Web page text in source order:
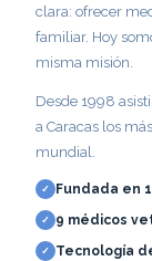
clara: ofrecer
familiar. Hoy
misma misión.
Desde 1998
a Caracas los
mundial.
Fundada en
9 médicos
Tecnología